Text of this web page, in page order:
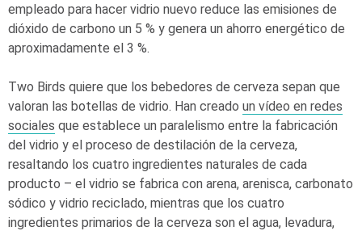
empleado para hacer vidrio nuevo reduce las emisiones de
dióxido de carbono un 5 % y genera un ahorro energético de
aproximadamente el 3 %.
Two Birds quiere que los bebedores de cerveza sepan que
valoran las botellas de vidrio. Han creado un vídeo en redes
sociales que establece un paralelismo entre la fabricación
del vidrio y el proceso de destilación de la cerveza,
resaltando los cuatro ingredientes naturales de cada
producto – el vidrio se fabrica con arena, arenisca, carbonato
sódico y vidrio reciclado, mientras que los cuatro
ingredientes primarios de la cerveza son el agua, levadura,